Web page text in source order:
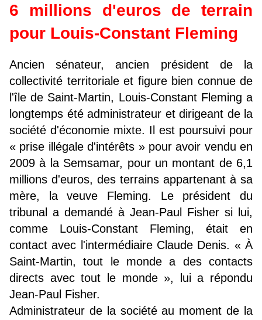
6 millions d'euros de terrain
pour Louis-Constant Fleming
Ancien sénateur, ancien président de la
collectivité territoriale et figure bien connue de
l'île de Saint-Martin, Louis-Constant Fleming a
longtemps été administrateur et dirigeant de la
société d'économie mixte. Il est poursuivi pour
« prise illégale d'intérêts » pour avoir vendu en
2009 à la Semsamar, pour un montant de 6,1
millions d'euros, des terrains appartenant à sa
mère, la veuve Fleming. Le président du
tribunal a demandé à Jean-Paul Fisher si lui,
comme Louis-Constant Fleming, était en
contact avec l'intermédiaire Claude Denis. « À
Saint-Martin, tout le monde a des contacts
directs avec tout le monde », lui a répondu
Jean-Paul Fisher.
Administrateur de la société au moment de la